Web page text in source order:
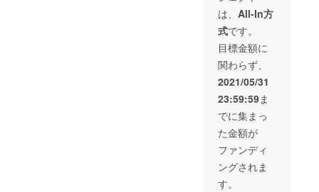
12,000
円］ ※
皆様の
応援購
入によ
り量産
効率が
た場
合、正
規販売
価格が
販売予
定価格
より下
ン・仕
様は変
更にな
る可能
性もご
ざいま
す。ご
了承く
ださ
い。 ※
ご注文
状況、
使用部
材の供
給状
USBtou
ch3つ ※
皆様の
応援購
入によ
り量産
効率が
向上し
た場
合、正
規販売
価格が
販売予
定価格
より下
は、 All-In方
式です。
目標金額に
関わらず、
2021/05/31
23:59:59ま
でに集まっ
た金額が
ファンディ
ングされま
す。